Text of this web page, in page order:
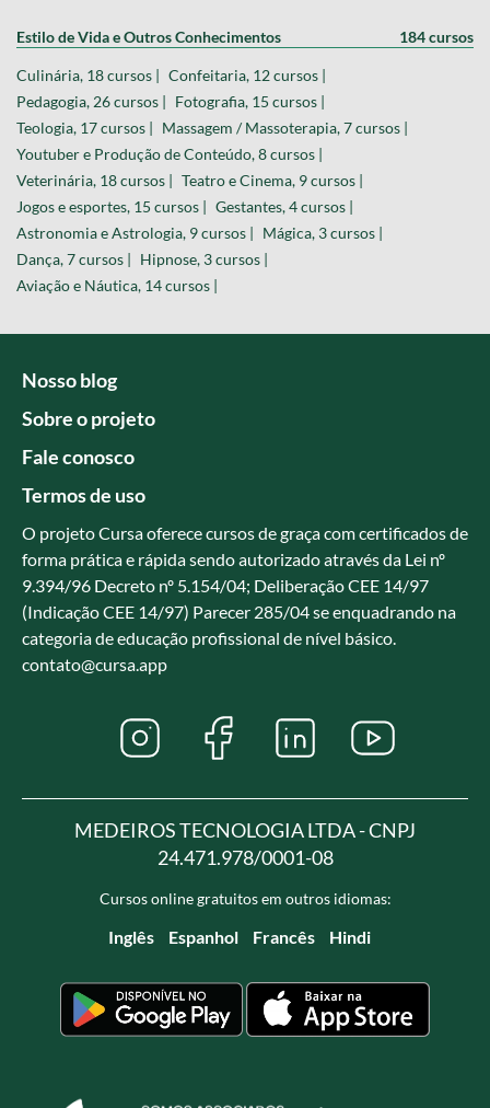
Estilo de Vida e Outros Conhecimentos 184 cursos
Culinária, 18 cursos | Confeitaria, 12 cursos |
Pedagogia, 26 cursos | Fotografia, 15 cursos |
Teologia, 17 cursos | Massagem / Massoterapia, 7 cursos |
Youtuber e Produção de Conteúdo, 8 cursos |
Veterinária, 18 cursos | Teatro e Cinema, 9 cursos |
Jogos e esportes, 15 cursos | Gestantes, 4 cursos |
Astronomia e Astrologia, 9 cursos | Mágica, 3 cursos |
Dança, 7 cursos | Hipnose, 3 cursos |
Aviação e Náutica, 14 cursos |
Nosso blog
Sobre o projeto
Fale conosco
Termos de uso
O projeto Cursa oferece cursos de graça com certificados de
forma prática e rápida sendo autorizado através da Lei nº
9.394/96 Decreto nº 5.154/04; Deliberação CEE 14/97
(Indicação CEE 14/97) Parecer 285/04 se enquadrando na
categoria de educação profissional de nível básico.
contato@cursa.app
MEDEIROS TECNOLOGIA LTDA - CNPJ
24.471.978/0001-08
Cursos online gratuitos em outros idiomas:
Inglês Espanhol Francês Hindi